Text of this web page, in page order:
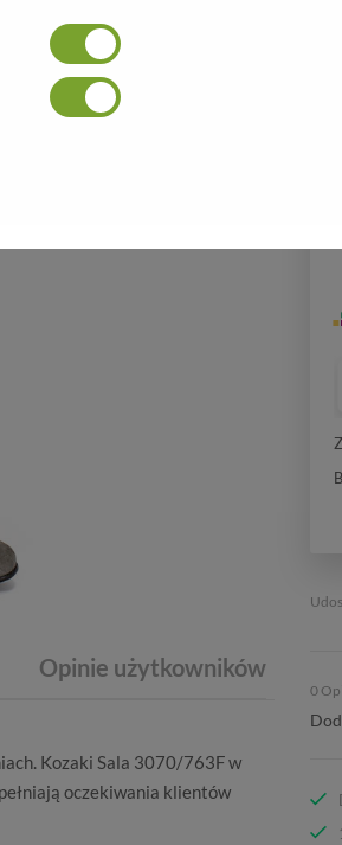
Opinie użytkowników
Kozaki Sala 3070/763F w
oczekiwania klientów
0